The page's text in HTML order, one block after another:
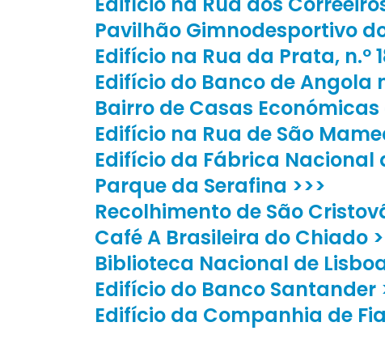
Pavilhão Gimnodesportivo
Edifício na Rua da Prata, n.º
Edifício do Banco de Angola
Bairro de Casas Económicas
Edifício na Rua de São
Edifício da Fábrica Nacional
Parque da Serafina >>>
Recolhimento de São
Café A Brasileira do Chiado
Biblioteca Nacional de
Edifício do Banco Santander
Edifício da Companhia de